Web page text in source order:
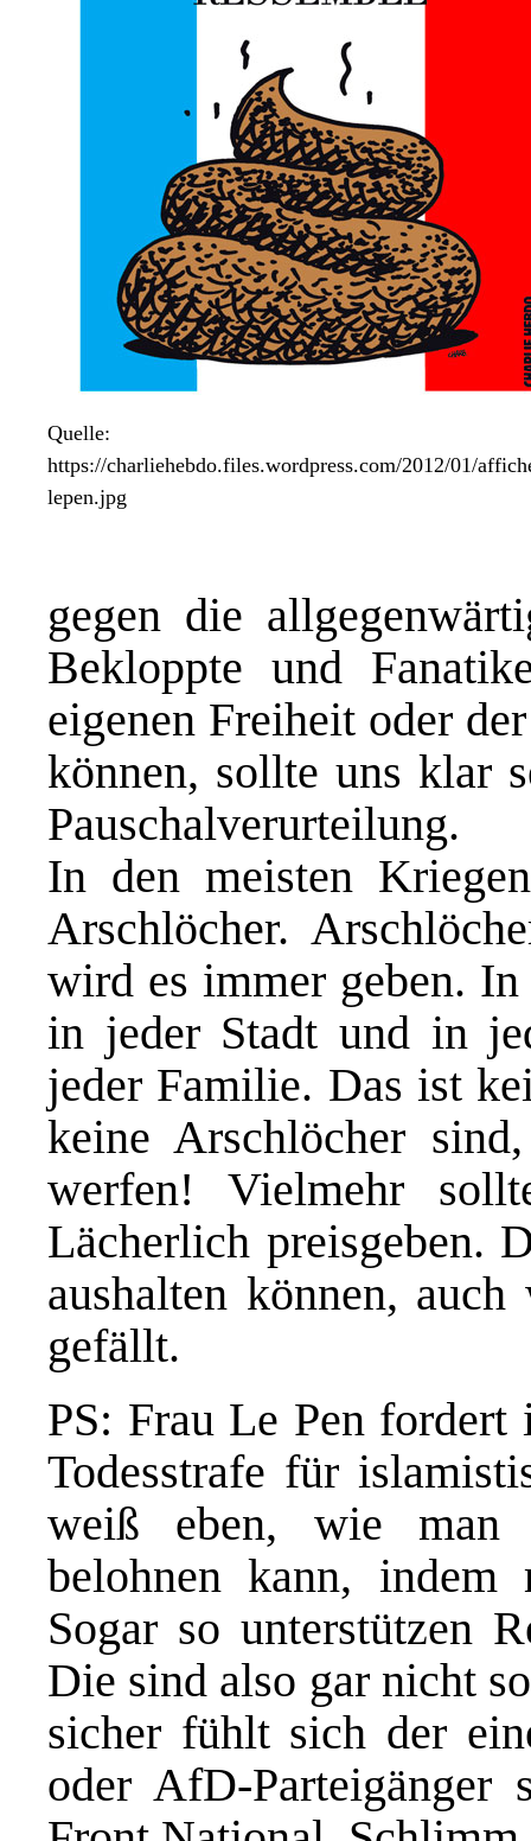
Quelle:
https://charliehebdo.files.wordpress.com/2012/01/
lepen.jpg
gegen die
Bekloppte und
eigenen Freiheit oder
können, sollte uns klar
Pauschalverurteilung.
In den meisten
Arschlöcher.
wird es immer geben.
in jeder Stadt und in
jeder Familie. Das ist
keine Arschlöcher
werfen! Vielmehr
Lächerlich preisgeben.
aushalten können,
gefällt.
PS: Frau Le Pen
Todesstrafe für
weiß eben, wie man
belohnen kann,
Sogar so unterstützen
Die sind also gar nicht
sicher fühlt sich der
oder AfD-Parteigänger